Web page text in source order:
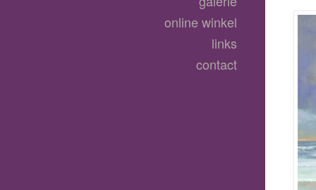
online winkel
links
contact